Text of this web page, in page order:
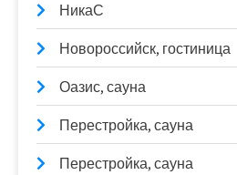
НикаС
Новороссийск, гостиница
Оазис, сауна
Перестройка, сауна
Перестройка, сауна